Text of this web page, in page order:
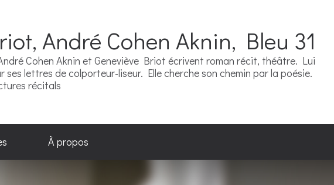
André Cohen Aknin, Bleu 31
Cohen Aknin et Geneviève Briot écrivent roman récit, théâtre. Lui
lettres de colporteur-liseur. Elle cherche son chemin par la poésie.
récitals
À propos